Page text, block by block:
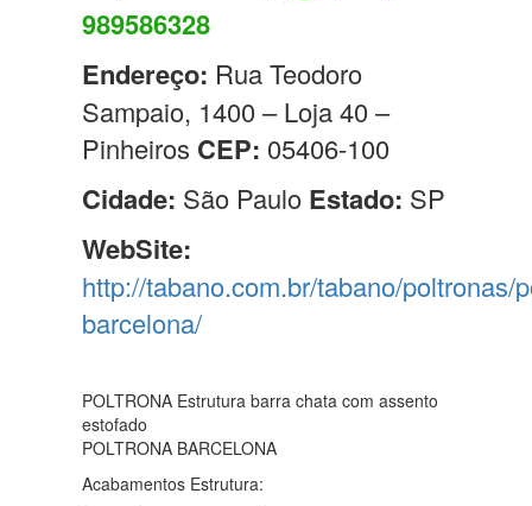
989586328
Endereço: Rua Teodoro
Sampaio, 1400 – Loja 40 –
Pinheiros CEP: 05406-100
Cidade: São Paulo Estado: SP
WebSite:
http://tabano.com.br/tabano/poltronas/
barcelona/
POLTRONA Estrutura barra chata com assento
estofado
POLTRONA BARCELONA
Acabamentos Estrutura: